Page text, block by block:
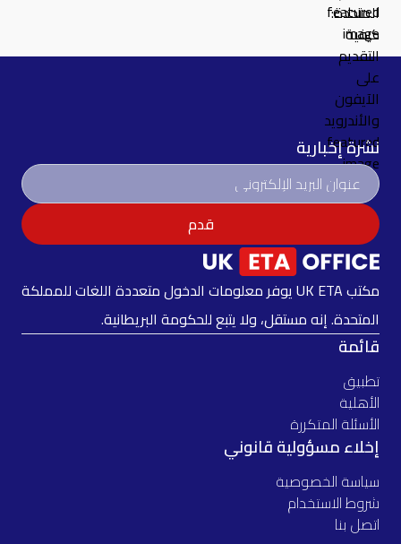
نشرة إخبارية
قدم
مكتب UK ETA يوفر معلومات الدخول متعددة اللغات للمملكة
المتحدة. إنه مستقل، ولا يتبع للحكومة البريطانية.
قائمة
تطبيق
الأهلية
الأسئلة المتكررة
إخلاء مسؤولية قانوني
سياسة الخصوصية
شروط الاستخدام
اتصل بنا